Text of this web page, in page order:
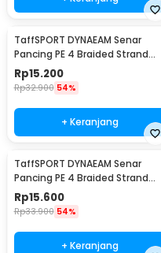
TaffSPORT DYNAEAM Senar
Pancing PE 4 Braided Strand
Fishing Line 100M 0.4 - FM10
Rp15.200
Rp32.900 54%
+ Keranjang
TaffSPORT DYNAEAM Senar
Pancing PE 4 Braided Strand
Fishing Line 100M 1.0 - FM10
Rp15.600
Rp33.900 54%
+ Keranjang